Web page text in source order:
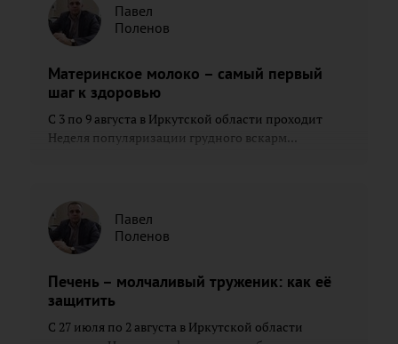
Павел
Поленов
Материнское молоко – самый первый
шаг к здоровью
С 3 по 9 августа в Иркутской области проходит
Неделя популяризации грудного вскарм...
Павел
Поленов
Печень – молчаливый труженик: как её
защитить
С 27 июля по 2 августа в Иркутской области